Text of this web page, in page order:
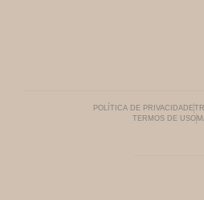
POLÍTICA DE PRIVACIDADE
TERMOS DE USO